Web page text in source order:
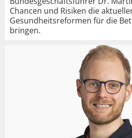
Chancen und Risiken die
Gesundheitsreformen für die
bringen.